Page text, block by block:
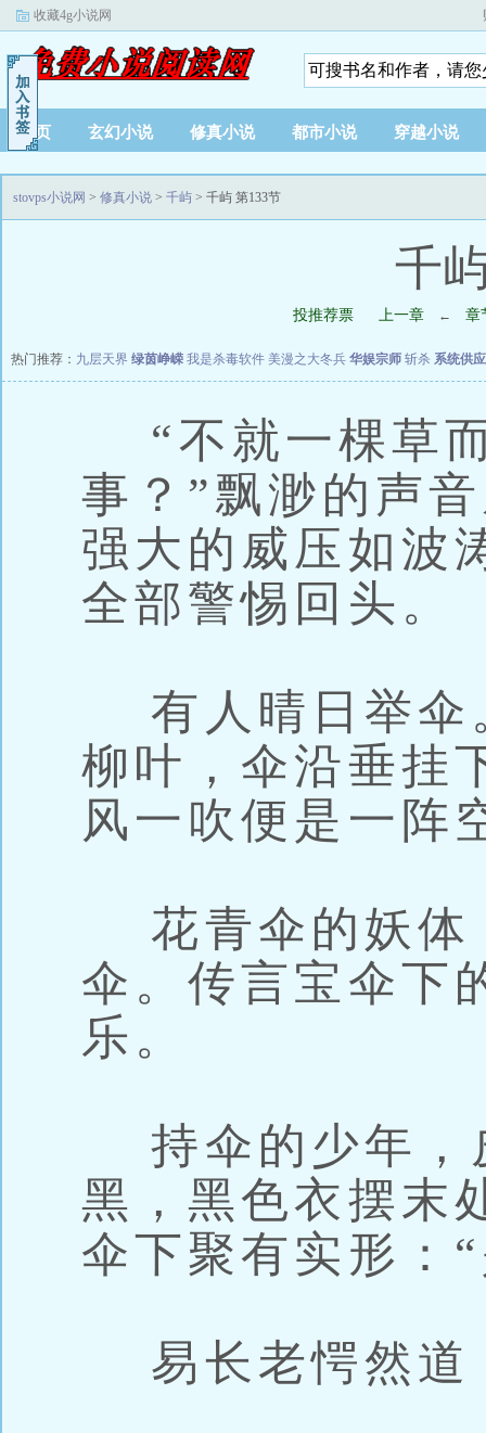
收藏4g小说网
首页 玄幻小说 修真小说 都市小说 穿越小说
stovps小说网 > 修真小说 > 千屿 > 千屿 第133节
千
投推荐票 上一章 ← 章
热门推荐： 九层天界 绿茵峥嵘 我是杀毒软件 美漫之大冬兵 华娱宗师 斩杀 系统供
“不就一棵草
事？”飘渺的声
强大的威压如波
全部警惕回头。
有人晴日举伞
柳叶，伞沿垂挂
风一吹便是一阵
花青伞的妖体
伞。传言宝伞下
乐。
持伞的少年，
黑，黑色衣摆末
伞下聚有实形：
易长老愕然